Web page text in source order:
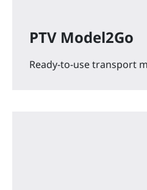
PTV Model2Go
Ready-to-use transport